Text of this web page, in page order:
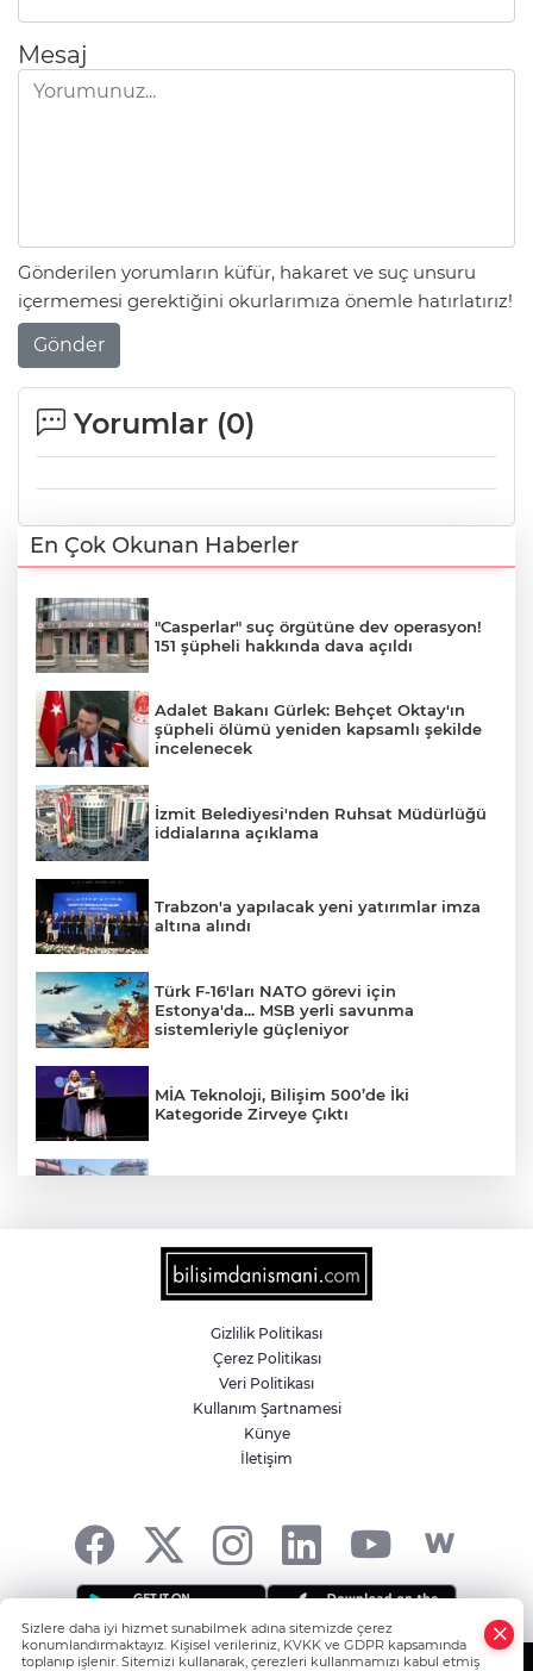
Mesaj
Gönderilen yorumların küfür, hakaret ve suç unsuru
içermemesi gerektiğini okurlarımıza önemle hatırlatırız!
Gönder
Yorumlar (0)
En Çok Okunan Haberler
"Casperlar" suç örgütüne dev operasyon!
151 şüpheli hakkında dava açıldı
Adalet Bakanı Gürlek: Behçet Oktay'ın
şüpheli ölümü yeniden kapsamlı şekilde
incelenecek
İzmit Belediyesi'nden Ruhsat Müdürlüğü
iddialarına açıklama
Trabzon'a yapılacak yeni yatırımlar imza
altına alındı
Türk F-16'ları NATO görevi için
Estonya'da... MSB yerli savunma
sistemleriyle güçleniyor
MİA Teknoloji, Bilişim 500’de İki
Kategoride Zirveye Çıktı
6 milyon emekliyi ilgilendiriyor... Emekli
aylığı fark ödemeleri 7 Ağustos'ta
Teröristler teslim olmaya devam ediyor...
Hudutlarda 490 kişi yakalandı
İletişim'den 'Terörsüz Türkiye' hedefli
Gizlilik Politikası
Çerez Politikası
Veri Politikası
Kullanım Şartnamesi
Künye
İletişim
Sizlere daha iyi hizmet sunabilmek adına sitemizde çerez
konumlandırmaktayız. Kişisel verileriniz, KVKK ve GDPR kapsamında
toplanıp işlenir. Sitemizi kullanarak, çerezleri kullanmamızı kabul etmiş